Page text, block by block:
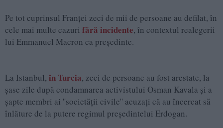
Pe tot cuprinsul Franţei zeci de mii de persoane au defilat, în
cele mai multe cazuri fără incidente, în contextul realegerii
lui Emmanuel Macron ca preşedinte.
La Istanbul, în Turcia, zeci de persoane au fost arestate, la
şase zile după condamnarea activistului Osman Kavala şi a
şapte membri ai ''societăţii civile'' acuzaţi că au încercat să
înlăture de la putere regimul preşedintelui Erdogan.